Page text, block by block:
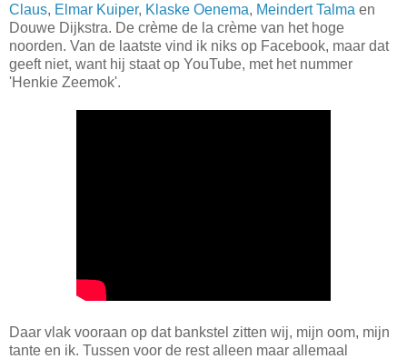
Claus, Elmar Kuiper, Klaske Oenema, Meindert Talma en
Douwe Dijkstra. De crème de la crème van het hoge
noorden. Van de laatste vind ik niks op Facebook, maar dat
geeft niet, want hij staat op YouTube, met het nummer
'Henkie Zeemok'.
Daar vlak vooraan op dat bankstel zitten wij, mijn oom, mijn
tante en ik. Tussen voor de rest alleen maar allemaal